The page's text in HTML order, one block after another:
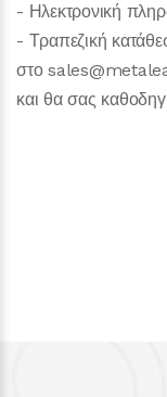
- Ηλεκτρονική
- Τραπεζική
στο
και θα σας